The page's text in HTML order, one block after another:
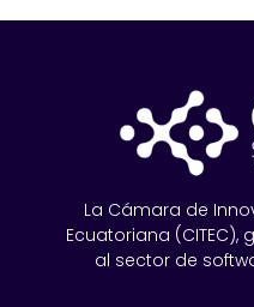
La Cámara de
Ecuatoriana
al sector de